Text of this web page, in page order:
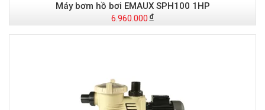
Máy bơm hồ bơi EMAUX SPH100 1HP
6.960.000